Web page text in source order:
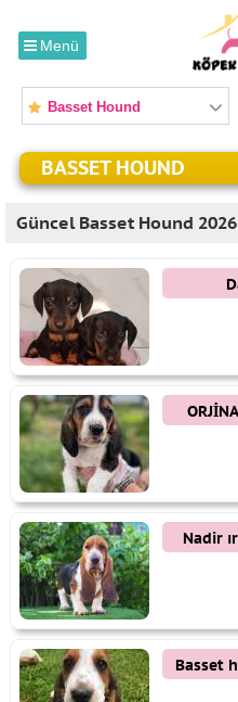
Menü
Basset Hound
BASSET HOUND
Güncel Basset Hound
Nadir
Basset